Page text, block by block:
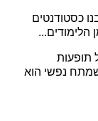
כסטודנטים
תופעות
שמתח נפשי הוא